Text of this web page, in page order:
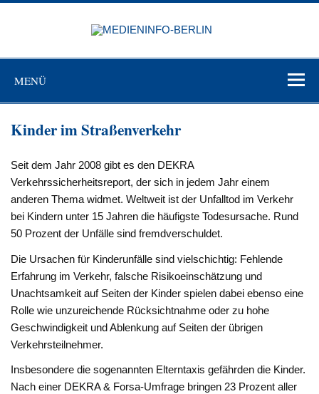
Zum
MENÜ
Kinder im Straßenverkehr
Seit dem Jahr 2008 gibt es den DEKRA
Verkehrssicherheitsreport, der sich in jedem Jahr einem
anderen Thema widmet. Weltweit ist der Unfalltod im Verkehr
bei Kindern unter 15 Jahren die häufigste Todesursache. Rund
50 Prozent der Unfälle sind fremdverschuldet.
Die Ursachen für Kinderunfälle sind vielschichtig: Fehlende
Erfahrung im Verkehr, falsche Risikoeinschätzung und
Unachtsamkeit auf Seiten der Kinder spielen dabei ebenso eine
Rolle wie unzureichende Rücksichtnahme oder zu hohe
Geschwindigkeit und Ablenkung auf Seiten der übrigen
Verkehrsteilnehmer.
Insbesondere die sogenannten Elterntaxis gefährden die Kinder.
Nach einer DEKRA & Forsa-Umfrage bringen 23 Prozent aller